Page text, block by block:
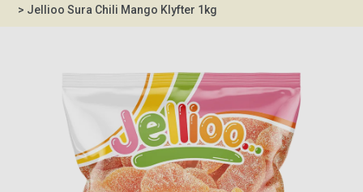
> Jellioo Sura Chili Mango Klyfter 1kg